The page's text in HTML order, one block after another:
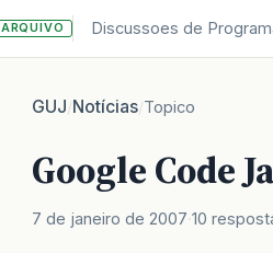
ARQUIVO Discussoes de
GUJ/Notícias/Topico
Google Code
7 de janeiro de 2007 10